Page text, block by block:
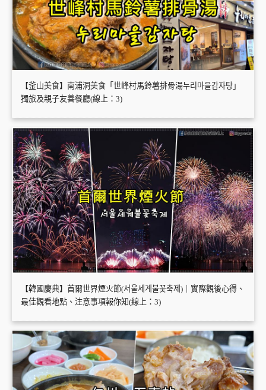
【釜山美食】南浦洞美食「世峰村馬鈴薯排骨湯누리마을감자탕」
獨旅及親子友善餐廳(線上：3)
【韓國慶典】首爾世界煙火節(서울세계불꽃축제)｜實際觀後心得、
最佳觀看地點、注意事項報你知(線上：3)